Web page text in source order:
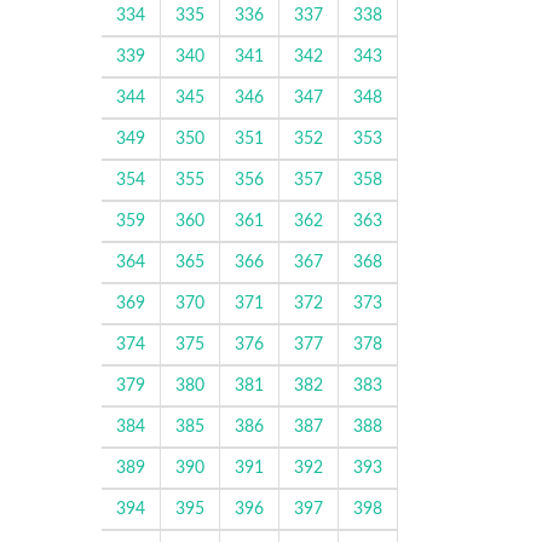
334 335 336 337 338
339 340 341 342 343
344 345 346 347 348
349 350 351 352 353
354 355 356 357 358
359 360 361 362 363
364 365 366 367 368
369 370 371 372 373
374 375 376 377 378
379 380 381 382 383
384 385 386 387 388
389 390 391 392 393
394 395 396 397 398